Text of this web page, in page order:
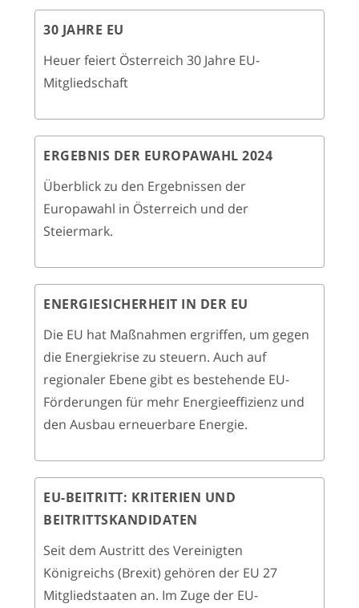
30 JAHRE EU
Heuer feiert Österreich 30 Jahre EU-
Mitgliedschaft
ERGEBNIS DER EUROPAWAHL 2024
Überblick zu den Ergebnissen der
Europawahl in Österreich und der
Steiermark.
ENERGIESICHERHEIT IN DER EU
Die EU hat Maßnahmen ergriffen, um gegen
die Energiekrise zu steuern. Auch auf
regionaler Ebene gibt es bestehende EU-
Förderungen für mehr Energieeffizienz und
den Ausbau erneuerbare Energie.
EU-BEITRITT: KRITERIEN UND
BEITRITTSKANDIDATEN
Seit dem Austritt des Vereinigten
Königreichs (Brexit) gehören der EU 27
Mitgliedstaaten an. Im Zuge der EU-